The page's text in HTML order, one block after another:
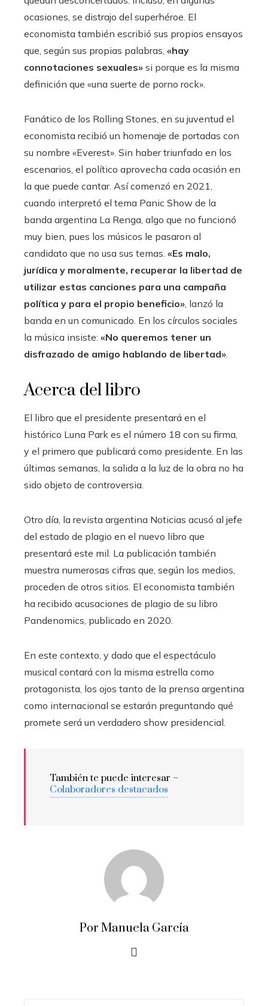
ocasiones, se distrajo del superhéroe. El
economista también escribió sus propios ensayos
que, según sus propias palabras, «hay
connotaciones sexuales» si porque es la misma
definición que «una suerte de porno rock».
Fanático de los Rolling Stones, en su juventud el
economista recibió un homenaje de portadas con
su nombre «Everest». Sin haber triunfado en los
escenarios, el político aprovecha cada ocasión en
la que puede cantar. Así comenzó en 2021,
cuando interpretó el tema Panic Show de la
banda argentina La Renga, algo que no funcionó
muy bien, pues los músicos le pasaron al
candidato que no usa sus temas. «Es malo,
jurídica y moralmente, recuperar la libertad de
utilizar estas canciones para una campaña
política y para el propio beneficio» , lanzó la
banda en un comunicado. En los círculos sociales
la música insiste: «No queremos tener un
disfrazado de amigo hablando de libertad»
Acerca del libro
El libro que el presidente presentará en el
histórico Luna Park es el número 18 con su firma,
y ​​el primero que publicará como presidente. En las
últimas semanas, la salida a la luz de la obra no ha
sido objeto de controversia.
Otro día, la revista argentina Noticias acusó al jefe
del estado de plagio en el nuevo libro que
presentará este mil. La publicación también
muestra numerosas cifras que, según los medios,
proceden de otros sitios. El economista también
ha recibido acusaciones de plagio de su libro
Pandenomics, publicado en 2020.
En este contexto, y dado que el espectáculo
musical contará con la misma estrella como
protagonista, los ojos tanto de la prensa argentina
como internacional se estarán preguntando qué
promete será un verdadero show presidencial.
También te puede interesar –
Colaboradores destacados
Por Manuela García